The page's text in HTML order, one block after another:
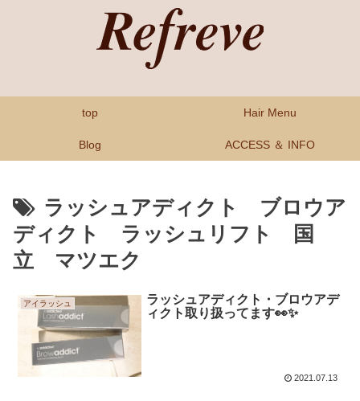
top Hair Menu
Blog ACCESS ＆ INFO
ラッシュアディクト ブロウア
ディクト ラッシュリフト 国
立 マツエク
アイラッシュ
ラッシュアディクト・ブロウアデ
ィクト取り扱ってます👀✨
2021.07.13